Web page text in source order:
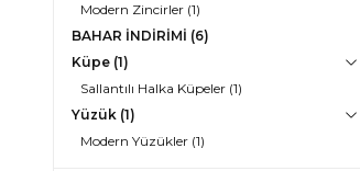
Modern Zincirler (1)
BAHAR İNDİRİMİ (6)
Küpe (1)
Sallantılı Halka Küpeler (1)
Yüzük (1)
Modern Yüzükler (1)